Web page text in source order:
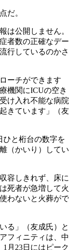
だ。
は公開しません。
者数の正確なデー
行しているのかさ
ーチができます
機関にICUの空き
け入れ不能な病院
きています」（友
ひと桁台の数字を
（かいり）してい
容しきれず、床に
死者が急増して火
わないと火葬がで
る」（友成氏）と
フィニティは、中
月23日にはピーク